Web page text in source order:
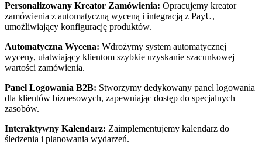
Personalizowany Kreator Zamówienia: Opracujemy kreator
zamówienia z automatyczną wyceną i integracją z PayU,
umożliwiający konfigurację produktów.
Automatyczna Wycena: Wdrożymy system automatycznej
wyceny, ułatwiający klientom szybkie uzyskanie szacunkowej
wartości zamówienia.
Panel Logowania B2B: Stworzymy dedykowany panel logowania
dla klientów biznesowych, zapewniając dostęp do specjalnych
zasobów.
Interaktywny Kalendarz: Zaimplementujemy kalendarz do
śledzenia i planowania wydarzeń.